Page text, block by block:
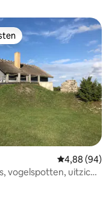
4,88 (94)
vogelspotten, uitzicht